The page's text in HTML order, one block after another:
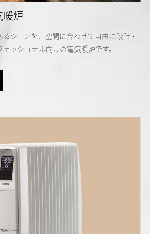
暖炉
シーンを、空間に合わせて自由に設計・
ッショナル向けの電気暖炉です。